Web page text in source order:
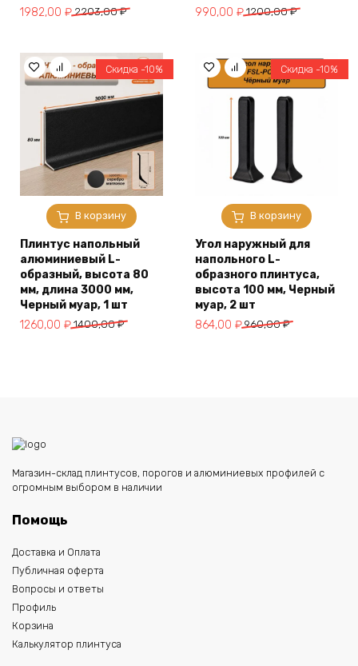
2203,00₽
Первоначальная
2203,00 ₽.
1982,00 ₽
Текущая
1200,00₽
Первоначальная
1200,00 ₽.
990,00 ₽
Текущая
В корзину
Скидка -10%
Плинтус напольный
алюминиевый L-
образный, высота 80
мм, длина 3000 мм,
Черный муар, 1 шт
1400,00₽
Первоначальная
1260,00 ₽
Текущая
В корзину
Скидка -10%
Угол наружный для
напольного L-
образного плинтуса,
высота 100 мм, Черный
муар, 2 шт
960,00₽
Первоначальная
864,00 ₽
Текущая
Магазин-склад плинтусов, порогов и алюминиевых профилей с
огромным выбором в наличии
Помощь
Доставка и Оплата
Публичная оферта
Вопросы и ответы
Профиль
Корзина
Калькулятор плинтуса